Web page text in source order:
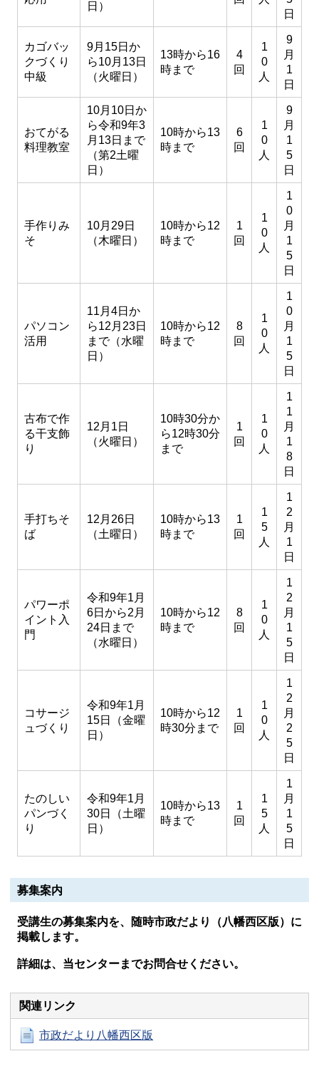
日）
日
カゴバッ
クづくり
中級
9月15日か
ら10月13日
（火曜日）
13時から16
時まで
4
回
1
0
人
9
月
1
日
おてがる
料理教室
10月10日か
ら令和9年3
月13日まで
（第2土曜
日）
10時から13
時まで
6
回
1
0
人
9
月
1
5
日
手作りみ
そ
10月29日
（木曜日）
10時から12
時まで
1
回
1
0
人
1
0
月
1
5
日
パソコン
活用
11月4日か
ら12月23日
まで（水曜
日）
10時から12
時まで
8
回
1
0
人
1
0
月
1
5
日
古布で作
る干支飾
り
12月1日
（火曜日）
10時30分か
ら12時30分
まで
1
回
1
0
人
1
1
月
1
8
日
手打ちそ
ば
12月26日
（土曜日）
10時から13
時まで
1
回
1
5
人
1
2
月
1
日
パワーポ
イント入
門
令和9年1月
6日から2月
24日まで
（水曜日）
10時から12
時まで
8
回
1
0
人
1
2
月
1
5
日
コサージ
ュづくり
令和9年1月
15日（金曜
日）
10時から12
時30分まで
1
回
1
0
人
1
2
月
2
5
日
たのしい
パンづく
り
令和9年1月
30日（土曜
日）
10時から13
時まで
1
回
1
5
人
1
月
1
5
日
募集案内
受講生の募集案内を、随時市政だより（八幡西区版）に
掲載します。
詳細は、当センターまでお問合せください。
関連リンク
市政だより八幡西区版